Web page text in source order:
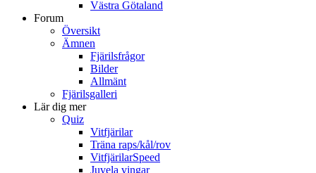
Västra Götaland
Forum
Översikt
Ämnen
Fjärilsfrågor
Bilder
Allmänt
Fjärilsgalleri
Lär dig mer
Quiz
Vitfjärilar
Träna raps/kål/rov
VitfjärilarSpeed
Juvela vingar